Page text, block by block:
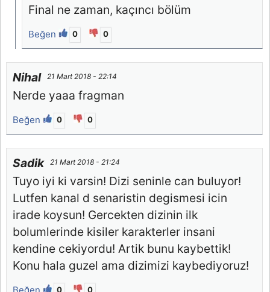
Final ne zaman, kaçıncı bölüm
Beğen 0 0
Nihal 21 Mart 2018 - 22:14
Nerde yaaa fragman
Beğen 0 0
Sadik 21 Mart 2018 - 21:24
Tuyo iyi ki varsin! Dizi seninle can buluyor!
Lutfen kanal d senaristin degismesi icin
irade koysun! Gercekten dizinin ilk
bolumlerinde kisiler karakterler insani
kendine cekiyordu! Artik bunu kaybettik!
Konu hala guzel ama dizimizi kaybediyoruz!
0 0